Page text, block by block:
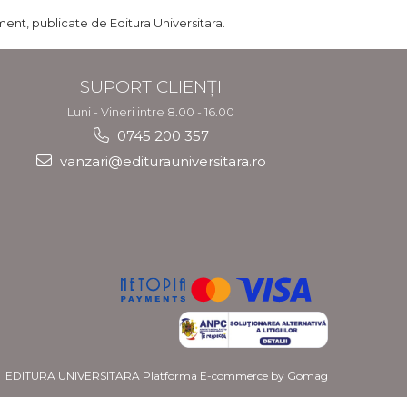
publicate de Editura Universitara.
SUPORT CLIENȚI
Luni - Vineri intre 8.00 - 16.00
0745 200 357
vanzari@editurauniversitara.ro
EDITURA UNIVERSITARA Platforma E-commerce by Gomag